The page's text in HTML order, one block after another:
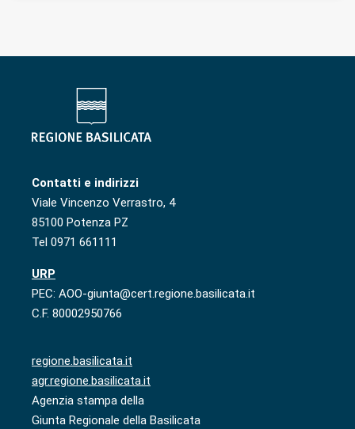
Contatti e indirizzi
Viale Vincenzo Verrastro, 4
85100 Potenza PZ
Tel 0971 661111
URP
PEC: AOO-giunta@cert.regione.basilicata.it
C.F. 80002950766
regione.basilicata.it
agr.regione.basilicata.it
Agenzia stampa della
Giunta Regionale della Basilicata